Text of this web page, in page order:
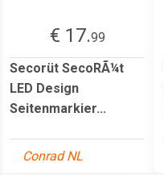
€ 17.99
Secorüt SecoRÃ¼t
LED Design
Seitenmarkier...
Conrad NL